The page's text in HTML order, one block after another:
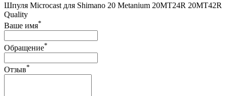
Шпуля Microcast для Shimano 20 Metanium 20MT24R 20MT42R
Quality
Ваше имя*
Обращение*
Отзыв*